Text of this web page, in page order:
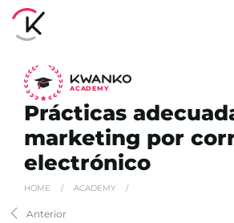
ACADEMY
Prácticas
marketing por
electrónico
HOME / ACADEMY /
Anterior